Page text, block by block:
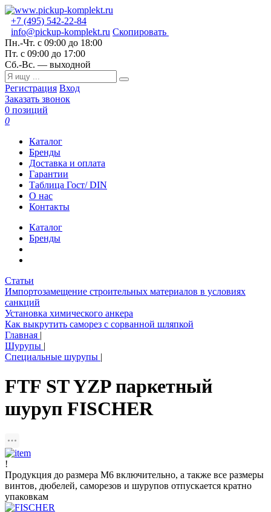
+7 (495) 542-22-84
info@pickup-komplekt.ru Скопировать
Пн.-Чт. с 09:00 до 18:00
Пт. с 09:00 до 17:00
Сб.-Вс. — выходной
Регистрация Вход
Заказать звонок
0 позиций
0
Каталог
Бренды
Доставка и оплата
Гарантии
Таблица Гост/ DIN
О нас
Контакты
Каталог
Бренды
Статьи
Импортозамещение строительных материалов в условиях
санкций
Установка химического анкера
Как выкрутить саморез с сорванной шляпкой
Главная |
Шурупы |
Специальные шурупы |
FTF ST YZP паркетный
шуруп FISCHER
!
Продукция до размера М6 включительно, а также все размеры
винтов, дюбелей, саморезов и шурупов отпускается кратно
упаковкам